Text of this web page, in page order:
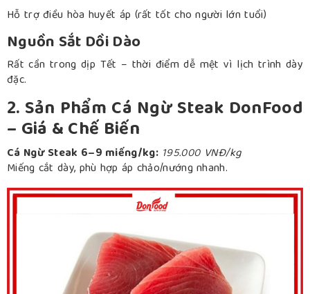
Hỗ trợ điều hòa huyết áp (rất tốt cho người lớn tuổi)
Nguồn Sắt Dồi Dào
Rất cần trong dịp Tết – thời điểm dễ mệt vì lịch trình dày
đặc.
2. Sản Phẩm Cá Ngừ Steak DonFood
– Giá & Chế Biến
Cá Ngừ Steak 6–9 miếng/kg: 195.000 VNĐ/kg
Miếng cắt dày, phù hợp áp chảo/nướng nhanh.